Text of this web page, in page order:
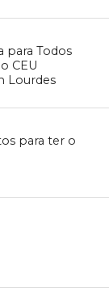
para Todos
CEU
Lourdes
para ter o